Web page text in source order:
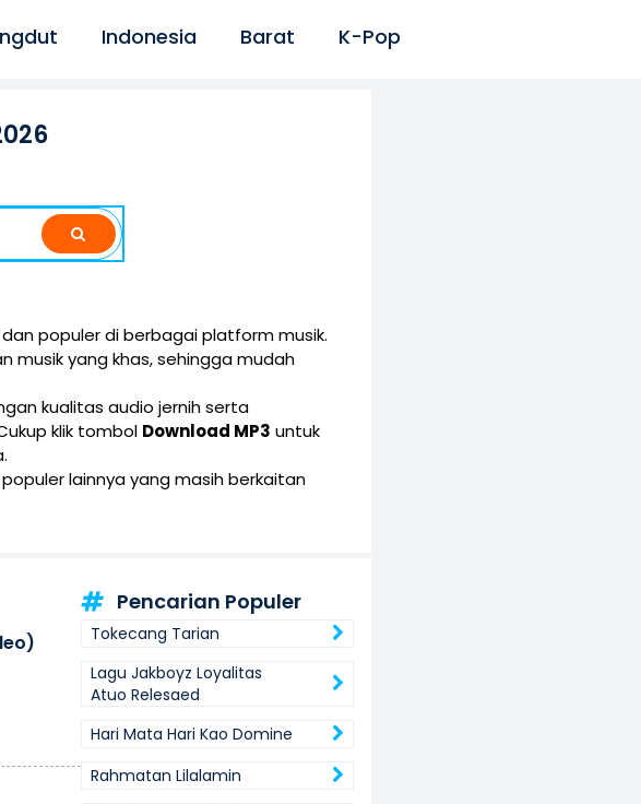
Indonesia Barat K-Pop
populer di berbagai platform musik.
musik yang khas, sehingga mudah
kualitas audio jernih serta
klik tombol Download MP3 untuk
lainnya yang masih berkaitan
Pencarian Populer
Tokecang Tarian
Lagu Jakboyz Loyalitas
Atuo Relesaed
Hari Mata Hari Kao Domine
Rahmatan Lilalamin